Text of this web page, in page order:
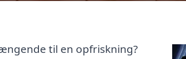
til en opfriskning?